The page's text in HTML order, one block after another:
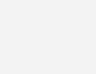
Grund darin,
an das
Seite bauen Solarteure,
Zutun eines